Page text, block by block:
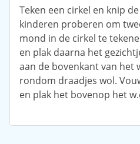
Teken een cirkel en knip
kinderen proberen om
mond in de cirkel te
en plak daarna het
aan de bovenkant van het
rondom draadjes wol.
en plak het bovenop het